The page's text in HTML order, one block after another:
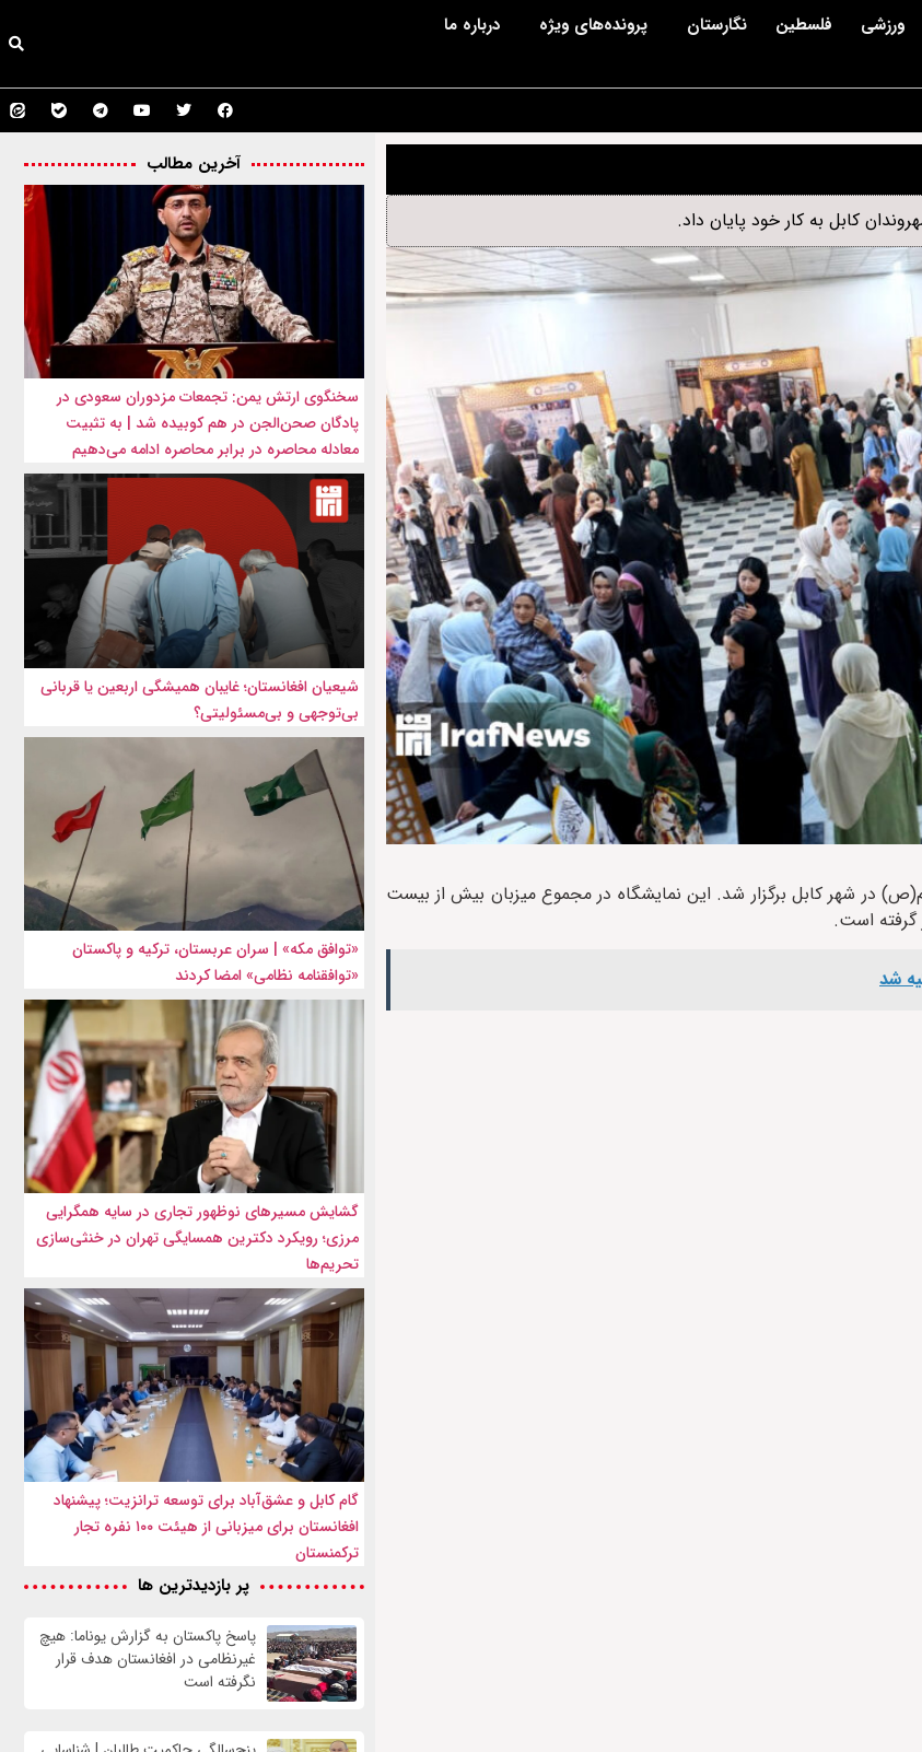
ورزشی فلسطین نگارستان پرونده‌های ویژه درباره ما
کابل به کار خود پایان داد.
در شهر کابل برگزار شد. این نمایشگاه در مجموع میزبان بیش از بیست
گرفته است.
شد
آخرین مطالب
سخنگوی ارتش یمن: تجمعات مزدوران سعودی در
پادگان صحن‌الجن در هم کوبیده شد | به تثبیت
معادله محاصره در برابر محاصره ادامه می‌دهیم
شیعیان افغانستان؛ غایبان همیشگی اربعین یا قربانی
بی‌توجهی و بی‌مسئولیتی؟
«توافق مکه» | سران عربستان، ترکیه و پاکستان
«توافقنامه نظامی» امضا کردند
گشایش مسیرهای نوظهور تجاری در سایه همگرایی
مرزی؛ رویکرد دکترین همسایگی تهران در خنثی‌سازی
تحریم‌ها
گام کابل و عشق‌آباد برای توسعه ترانزیت؛ پیشنهاد
افغانستان برای میزبانی از هیئت ۱۰۰ نفره تجار
ترکمنستان
پر بازدیدترین ها
پاسخ پاکستان به گزارش یوناما: هیچ
غیرنظامی در افغانستان هدف قرار
نگرفته است